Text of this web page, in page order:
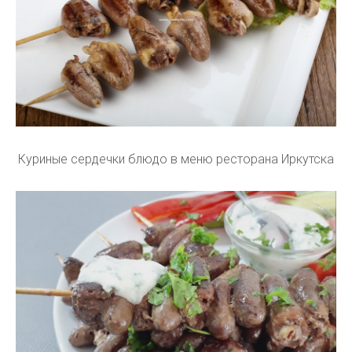
Куриные сердечки блюдо в меню ресторана Иркутска